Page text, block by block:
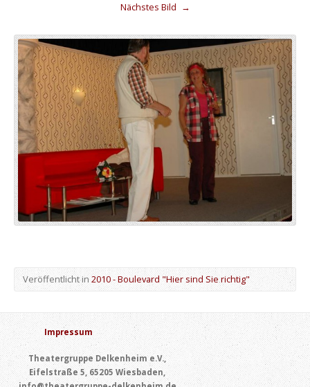
Nächstes Bild →
Veröffentlicht in2010 - Boulevard "Hier sind Sie richtig"
Impressum
Theatergruppe Delkenheim e.V.,
Eifelstraße 5, 65205 Wiesbaden,